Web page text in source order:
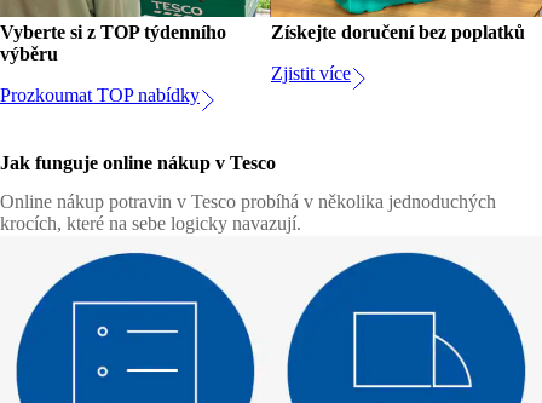
Vyberte si z TOP týdenního
výběru
Prozkoumat TOP nabídky
Získejte doručení bez poplatků
Zjistit více
Jak funguje online nákup v Tesco
Online nákup potravin v Tesco probíhá v několika jednoduchých
krocích, které na sebe logicky navazují.